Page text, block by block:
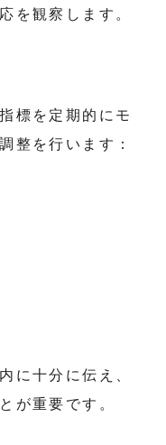
を観察します。
標を定期的にモ
整を行います：
に十分に伝え、
が重要です。